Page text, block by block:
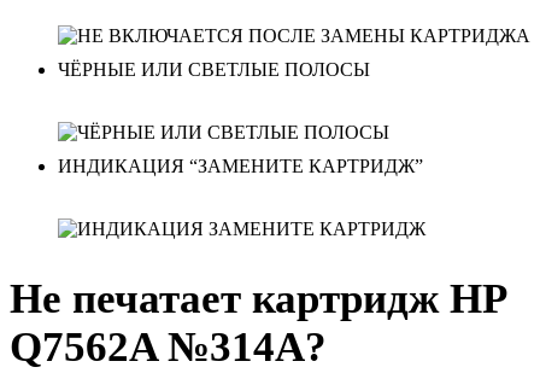
ЧЁРНЫЕ ИЛИ СВЕТЛЫЕ ПОЛОСЫ
ИНДИКАЦИЯ “ЗАМЕНИТЕ КАРТРИДЖ”
Не печатает картридж HP
Q7562A №314A?